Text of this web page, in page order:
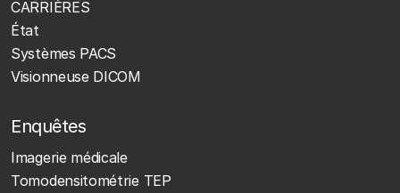
CARRIÈRES
État
Systèmes PACS
Visionneuse DICOM
Enquêtes
Imagerie médicale
Tomodensitométrie TEP